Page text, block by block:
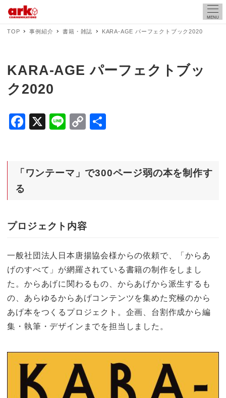
MENU
TOP 事例紹介 書籍・雑誌 KARA-AGE パーフェクトブック2020
KARA-AGE パーフェクトブッ
ク2020
F
e
o
k
X
Li
C
y
k
「ワンテーマ」で300ページ弱の本を制作す
る
プロジェクト内容
一般社団法人日本唐揚協会様からの依頼で、「からあ
げのすべて」が網羅されている書籍の制作をしまし
た。からあげに関わるもの、からあげから派生するも
の、あらゆるからあげコンテンツを集めた究極のから
あげ本をつくるプロジェクト。企画、台割作成から編
集・執筆・デザインまでを担当しました。